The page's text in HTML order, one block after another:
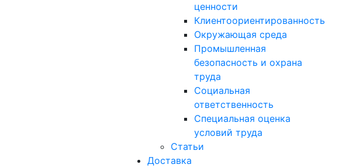
ценности
Клиентоориентированность
Окружающая среда
Промышленная
безопасность и охрана
труда
Социальная
ответственность
Специальная оценка
условий труда
Статьи
Доставка